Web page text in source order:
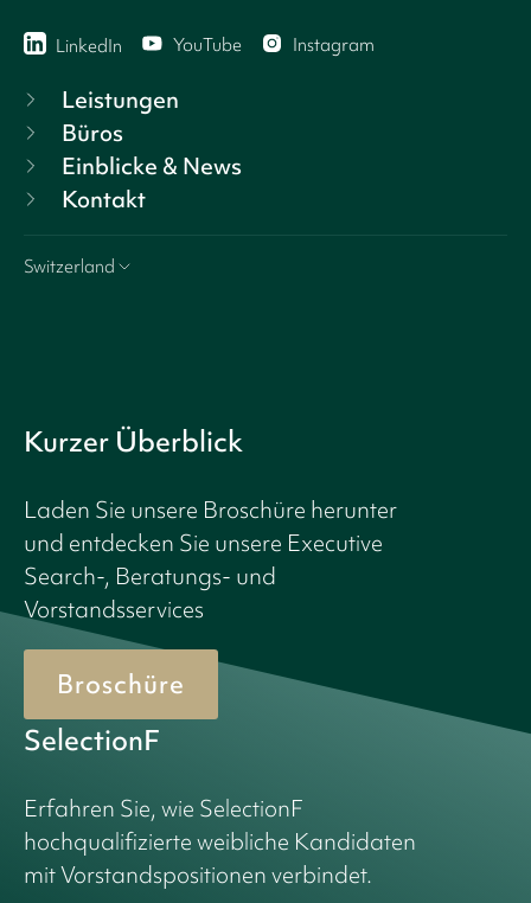
LinkedIn YouTube Instagram
Leistungen
Büros
Einblicke & News
Kontakt
Switzerland
Kurzer Überblick
Laden Sie unsere Broschüre herunter
und entdecken Sie unsere Executive
Search-, Beratungs- und
Vorstandsservices
Broschüre
SelectionF
Erfahren Sie, wie SelectionF
hochqualifizierte weibliche Kandidaten
mit Vorstandspositionen verbindet.